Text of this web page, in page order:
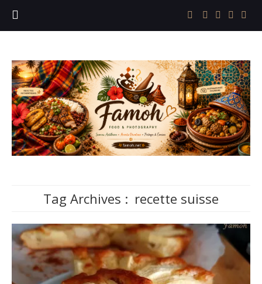
Tag Archives : recette suisse